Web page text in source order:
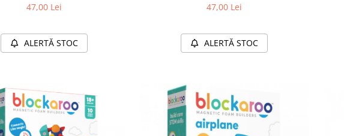
47,00 Lei
ALERTĂ STOC
47,00 Lei
ALERTĂ STOC